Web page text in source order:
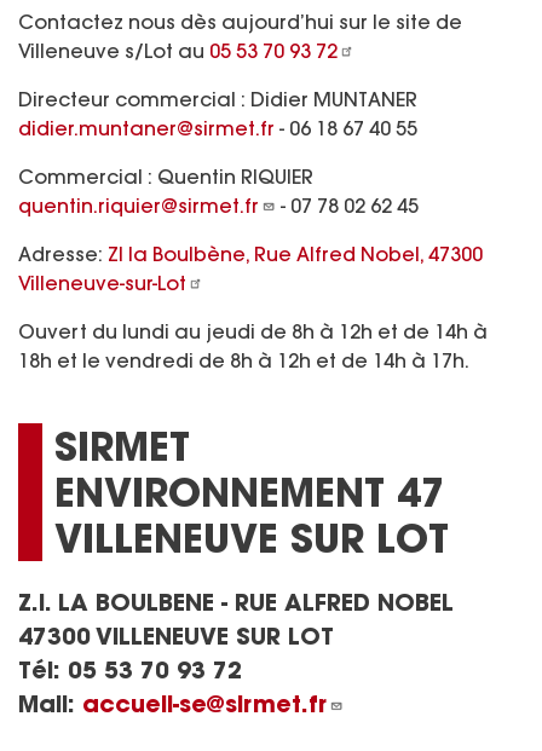
Contactez nous dès aujourd’hui sur le site de
Villeneuve s/Lot au 05 53 70 93 72
Directeur commercial : Didier MUNTANER
didier.muntaner@sirmet.fr - 06 18 67 40 55
Commercial : Quentin RIQUIER
quentin.riquier@sirmet.fr
- 07 78 02 62 45
Adresse: ZI la Boulbène, Rue Alfred Nobel, 47300
Villeneuve-sur-Lot
Ouvert du lundi au jeudi de 8h à 12h et de 14h à
18h et le vendredi de 8h à 12h et de 14h à 17h.
SIRMET
ENVIRONNEMENT 47
VILLENEUVE SUR LOT
Z.I. LA BOULBENE - RUE ALFRED NOBEL
47300 VILLENEUVE SUR LOT
Tél: 05 53 70 93 72
Mail: accueil-se@sirmet.fr